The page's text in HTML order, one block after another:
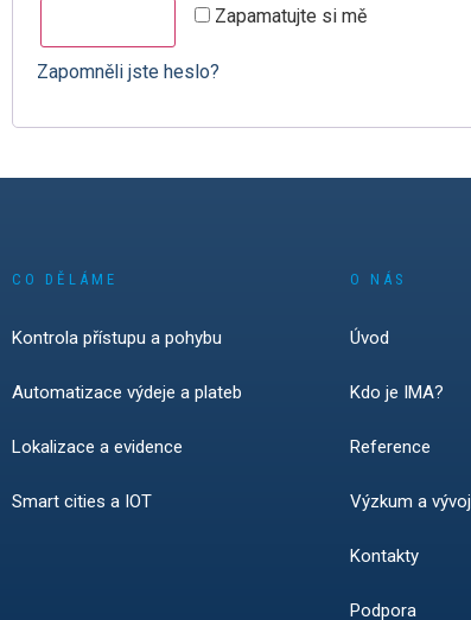
Zapamatujte si mě
Zapomněli jste heslo?
CO DĚLÁME
Kontrola přístupu a pohybu
Automatizace výdeje a plateb
Lokalizace a evidence
Smart cities a IOT
O NÁS
Úvod
Kdo je IMA?
Reference
Výzkum a vývoj
Kontakty
Podpora